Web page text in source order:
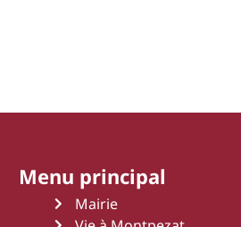
Menu principal
Mairie